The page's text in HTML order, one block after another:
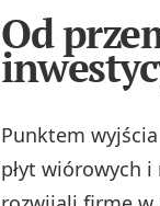
Od
Punktem
płyt wiórowych i